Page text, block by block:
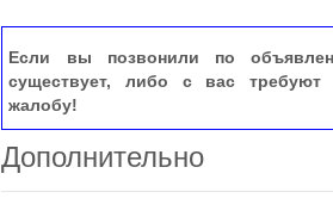
Если вы позвонили по
существует, либо с вас требуют
жалобу!
Дополнительно